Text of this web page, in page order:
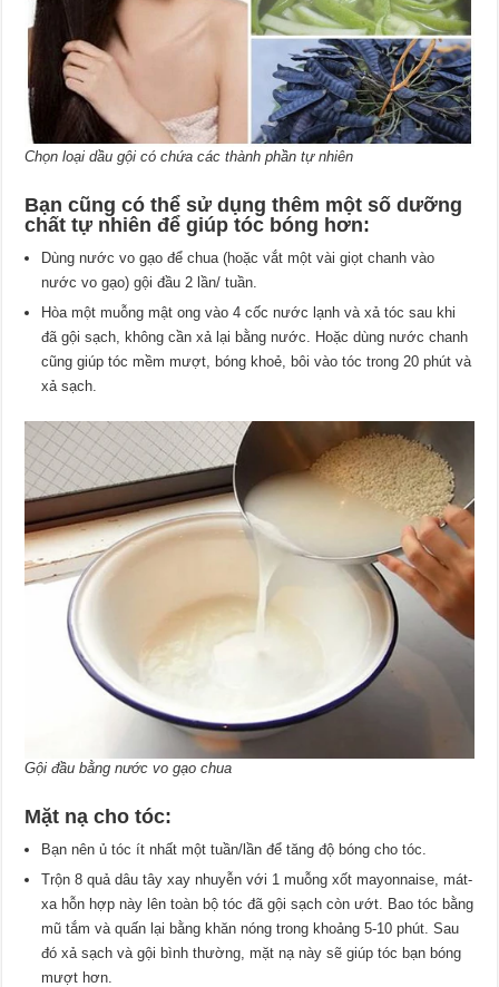
Chọn loại dầu gội có chứa các thành phần tự nhiên
Bạn cũng có thể sử dụng thêm một số dưỡng
chất tự nhiên để giúp tóc bóng hơn:
Dùng nước vo gạo để chua (hoặc vắt một vài giọt chanh vào
nước vo gạo) gội đầu 2 lần/ tuần.
Hòa một muỗng mật ong vào 4 cốc nước lạnh và xả tóc sau khi
đã gội sạch, không cần xả lại bằng nước. Hoặc dùng nước chanh
cũng giúp tóc mềm mượt, bóng khoẻ, bôi vào tóc trong 20 phút và
xả sạch.
Gội đầu bằng nước vo gạo chua
Mặt nạ cho tóc:
Bạn nên ủ tóc ít nhất một tuần/lần để tăng độ bóng cho tóc.
Trộn 8 quả dâu tây xay nhuyễn với 1 muỗng xốt mayonnaise, mát-
xa hỗn hợp này lên toàn bộ tóc đã gội sạch còn ướt. Bao tóc bằng
mũ tắm và quấn lại bằng khăn nóng trong khoảng 5-10 phút. Sau
đó xả sạch và gội bình thường, mặt nạ này sẽ giúp tóc bạn bóng
mượt hơn.